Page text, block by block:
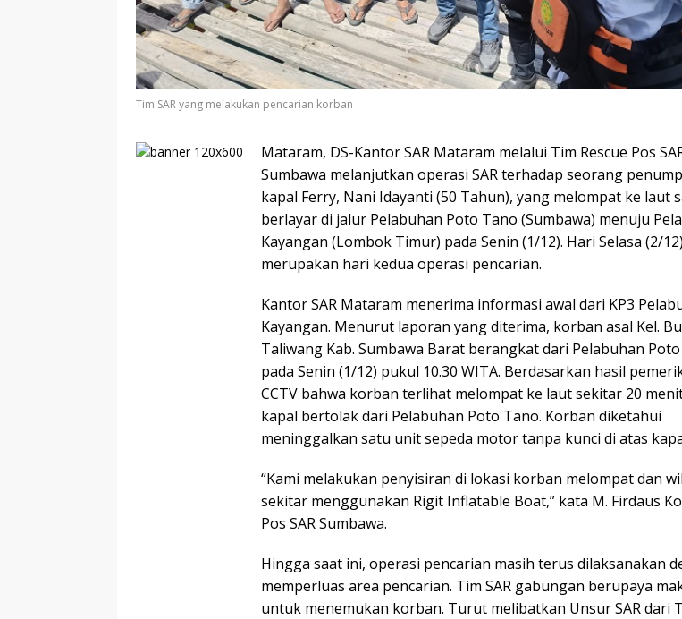
Tim SAR yang melakukan pencarian korban
Mataram, DS-Kantor SAR Mataram melalui Tim Rescue Pos
Sumbawa melanjutkan operasi SAR terhadap seorang
kapal Ferry, Nani Idayanti (50 Tahun), yang melompat ke laut
berlayar di jalur Pelabuhan Poto Tano (Sumbawa) menuju
Kayangan (Lombok Timur) pada Senin (1/12). Hari Selasa (2/
merupakan hari kedua operasi pencarian.
Kantor SAR Mataram menerima informasi awal dari KP3
Kayangan. Menurut laporan yang diterima, korban asal Kel.
Taliwang Kab. Sumbawa Barat berangkat dari Pelabuhan
pada Senin (1/12) pukul 10.30 WITA. Berdasarkan hasil
CCTV bahwa korban terlihat melompat ke laut sekitar 20
kapal bertolak dari Pelabuhan Poto Tano. Korban diketahui
meninggalkan satu unit sepeda motor tanpa kunci di atas
“Kami melakukan penyisiran di lokasi korban melompat dan
sekitar menggunakan Rigit Inflatable Boat,” kata M. Firdaus
Pos SAR Sumbawa.
Hingga saat ini, operasi pencarian masih terus dilaksanakan
memperluas area pencarian. Tim SAR gabungan berupaya
untuk menemukan korban. Turut melibatkan Unsur SAR dari